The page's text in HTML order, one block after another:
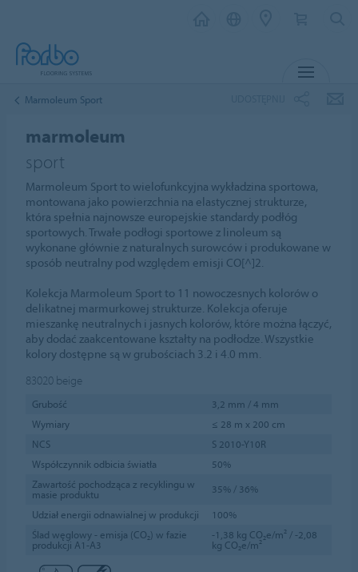
Marmoleum Sport
marmoleum
sport
Marmoleum Sport to wielofunkcyjna wykładzina sportowa,
montowana jako powierzchnia na elastycznej strukturze,
która spełnia najnowsze europejskie standardy podłóg
sportowych. Trwałe podłogi sportowe z linoleum są
wykonane głównie z naturalnych surowców i produkowane w
sposób neutralny pod względem emisji CO[^]2.
Kolekcja Marmoleum Sport to 11 nowoczesnych kolorów o
delikatnej marmurkowej strukturze. Kolekcja oferuje
mieszankę neutralnych i jasnych kolorów, które można łączyć,
aby dodać zaakcentowane kształty na podłodze. Wszystkie
kolory dostępne są w grubościach 3.2 i 4.0 mm.
83020 beige
Grubość
3,2 mm / 4 mm
Wymiary
≤ 28 m x 200 cm
NCS
S 2010-Y10R
Współczynnik odbicia światła
50%
Zawartość pochodząca z recyklingu w
masie produktu
35% / 36%
Udział energii odnawialnej w produkcji
100%
Ślad węglowy - emisja (CO₂) w fazie
produkcji A1-A3
-1,38 kg CO₂e/m² / -2,08
kg CO₂e/m²